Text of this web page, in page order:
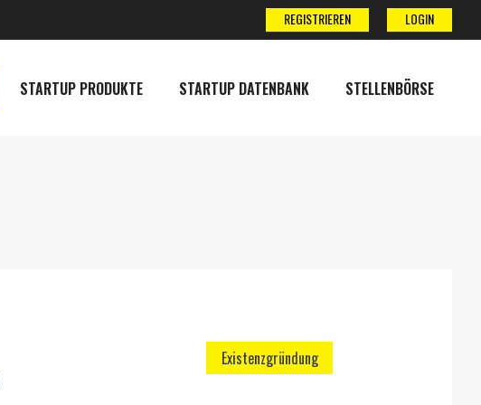
LOGIN
REGISTRIEREN
STARTUP PRODUKTE STARTUP DATENBANK STELLENBÖRSE
Existenzgründung